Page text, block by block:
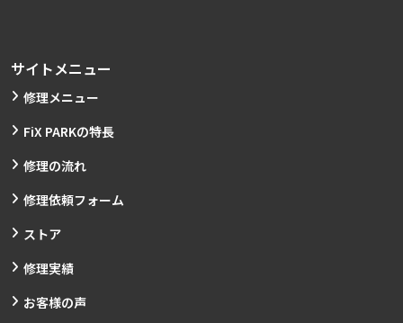
サイトメニュー
修理メニュー
FiX PARKの特長
修理の流れ
修理依頼フォーム
ストア
修理実績
お客様の声